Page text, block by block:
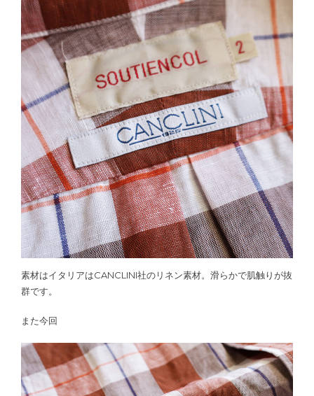
素材はイタリアはCANCLINI社のリネン素材。滑らかで肌触りが抜
群です。
また今回